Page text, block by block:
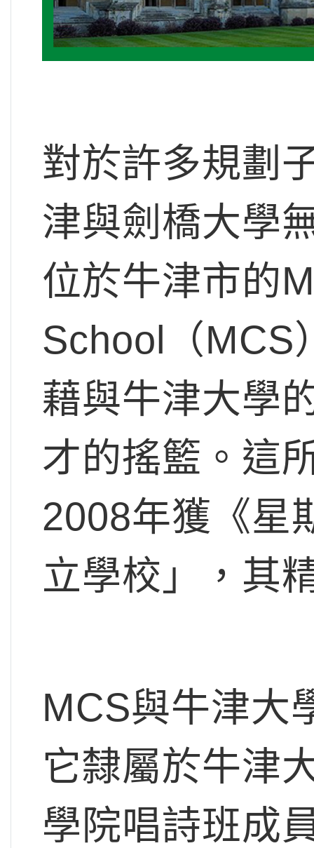
對於許多規劃
津與劍橋大學
位於牛津市的
School（MCS
藉與牛津大學
才的搖籃。這
2008年獲《星
立學校」，其
MCS與牛津大
它隸屬於牛津
學院唱詩班成